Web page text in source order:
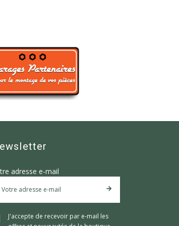
adresse e-mail
J'accepte de recevoir par e-mail les